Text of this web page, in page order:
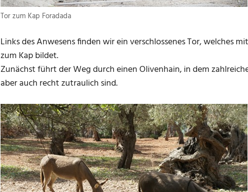
Tor zum Kap Foradada
Links des Anwesens finden wir ein verschlossenes Tor, welches
zum Kap bildet.
Zunächst führt der Weg durch einen Olivenhain, in dem
aber auch recht zutraulich sind.